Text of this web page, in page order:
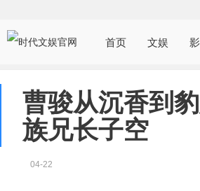
首页 文娱
曹骏从沉香到
族兄长子空
04-22